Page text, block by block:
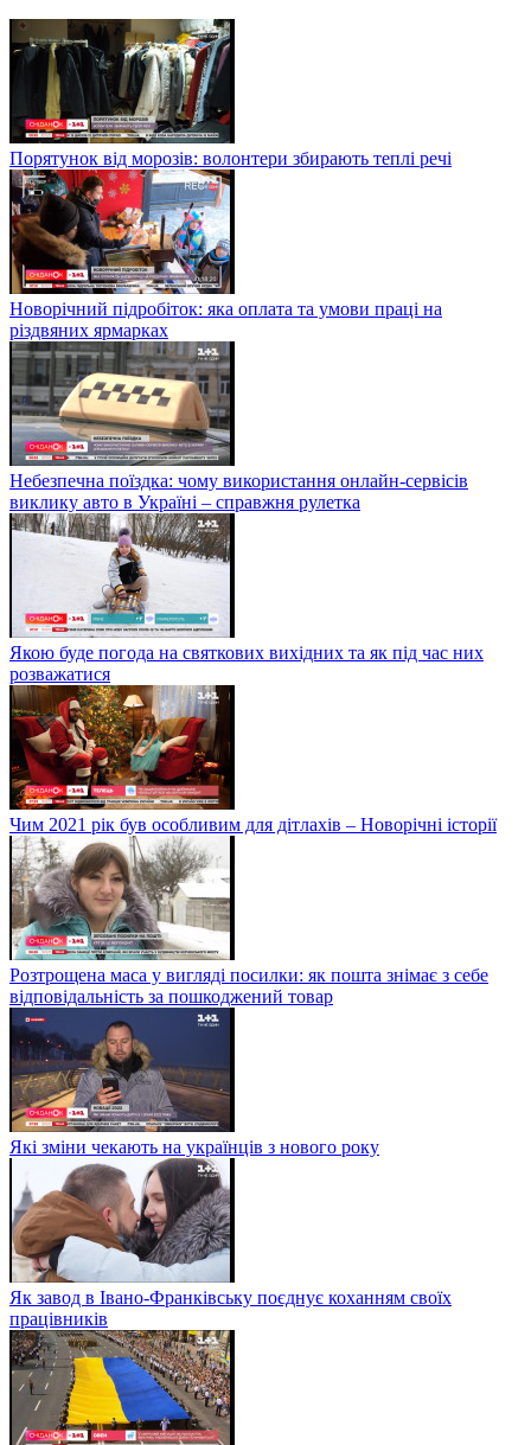
Порятунок від морозів: волонтери збирають теплі речі
Новорічний підробіток: яка оплата та умови праці на
різдвяних ярмарках
Небезпечна поїздка: чому використання онлайн-сервісів
виклику авто в Україні – справжня рулетка
Якою буде погода на святкових вихідних та як під час них
розважатися
Чим 2021 рік був особливим для дітлахів – Новорічні історії
Розтрощена маса у вигляді посилки: як пошта знімає з себе
відповідальність за пошкоджений товар
Які зміни чекають на українців з нового року
Як завод в Івано-Франківську поєднує коханням своїх
працівників